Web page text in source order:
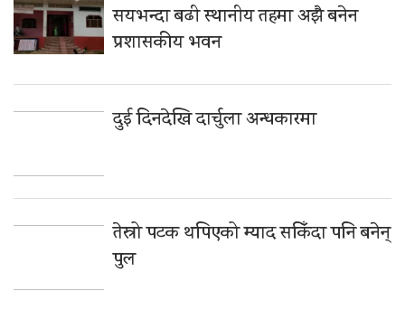
सयभन्दा बढी स्थानीय तहमा अझै बनेन
प्रशासकीय भवन
दुई दिनदेखि दार्चुला अन्धकारमा
तेस्रो पटक थपिएको म्याद सकिँदा पनि बनेन्
पुल